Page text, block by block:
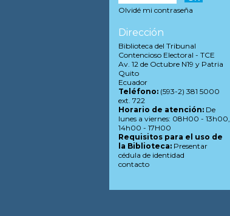
Olvidé mi contraseña
Dirección
Biblioteca del Tribunal
Contencioso Electoral - TCE
Av. 12 de Octubre N19 y Patria
Quito
Ecuador
Teléfono:(593-2) 381 5000
ext. 722
Horario de atención:De
lunes a viernes: 08H00 - 13h00,
14h00 - 17H00
Requisitos para el uso de
la Biblioteca:Presentar
cédula de identidad
contacto